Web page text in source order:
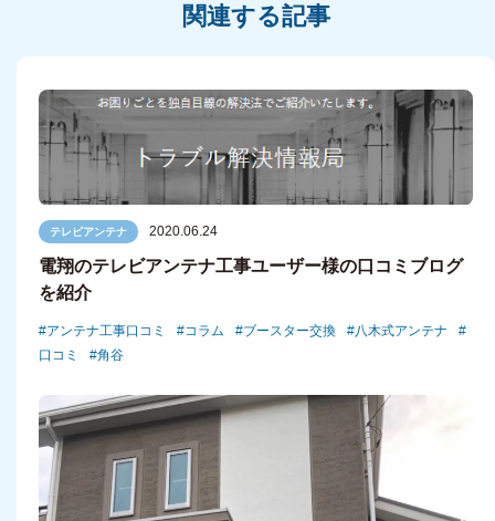
関連する記事
テレビアンテナ 2020.06.24
電翔のテレビアンテナ工事ユーザー様の口コミブログ
を紹介
アンテナ工事口コミ コラム ブースター交換
八木式アンテナ
口コミ
角谷